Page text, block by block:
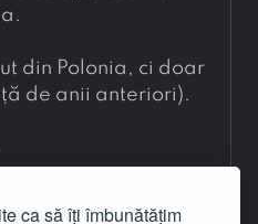
ca să îți îmbunătățim
din Polonia, ci doar
care produce